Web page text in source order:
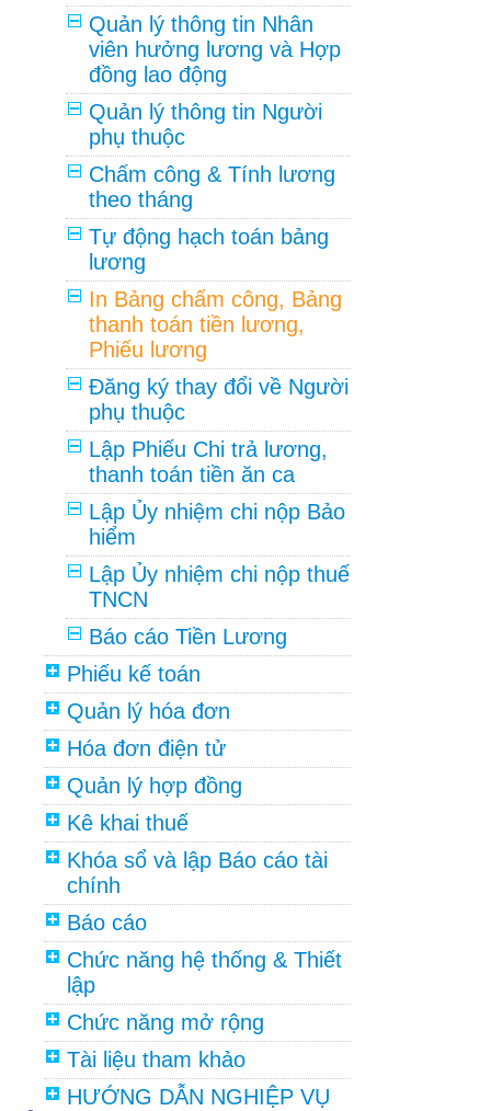
Quản lý thông tin Nhân
viên hưởng lương và Hợp
đồng lao động
Quản lý thông tin Người
phụ thuộc
Chấm công & Tính lương
theo tháng
Tự động hạch toán bảng
lương
In Bảng chấm công, Bảng
thanh toán tiền lương,
Phiếu lương
Đăng ký thay đổi về Người
phụ thuộc
Lập Phiếu Chi trả lương,
thanh toán tiền ăn ca
Lập Ủy nhiệm chi nộp Bảo
hiểm
Lập Ủy nhiệm chi nộp thuế
TNCN
Báo cáo Tiền Lương
Phiếu kế toán
Quản lý hóa đơn
Hóa đơn điện tử
Quản lý hợp đồng
Kê khai thuế
Khóa sổ và lập Báo cáo tài
chính
Báo cáo
Chức năng hệ thống & Thiết
lập
Chức năng mở rộng
Tài liệu tham khảo
HƯỚNG DẪN NGHIỆP VỤ